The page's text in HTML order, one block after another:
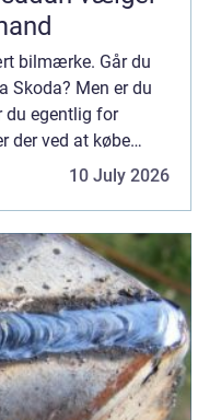
bilmærke. Går du
Skoda? Men er du
du egentlig for
der ved at købe
artikel, hvor du
10 July 2026